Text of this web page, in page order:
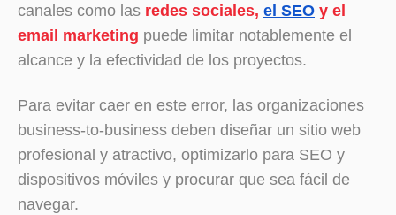
canales como las redes sociales, el SEO y el
email marketing puede limitar notablemente el
alcance y la efectividad de los proyectos.
Para evitar caer en este error, las organizaciones
business-to-business deben diseñar un sitio web
profesional y atractivo, optimizarlo para SEO y
dispositivos móviles y procurar que sea fácil de
navegar.